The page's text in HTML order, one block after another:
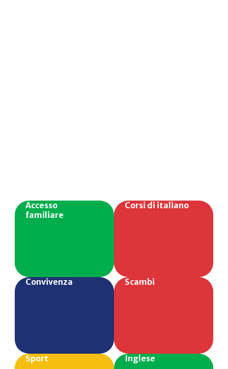
Accesso
familiare
Corsi di italiano
Convivenza Scambi
Sport Inglese